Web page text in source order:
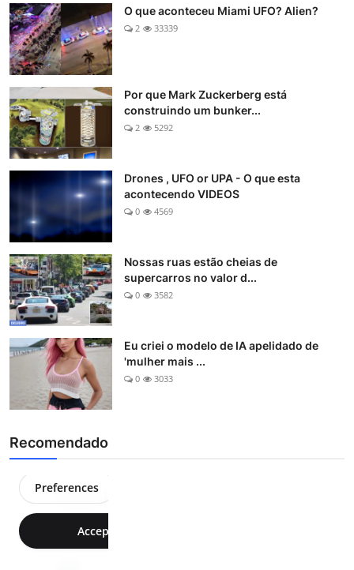
O que aconteceu Miami UFO? Alien?
2 33339
Por que Mark Zuckerberg está
construindo um bunker...
2 5292
Drones , UFO or UPA - O que esta
acontecendo VIDEOS
0 4569
Nossas ruas estão cheias de
supercarros no valor d...
0 3582
Eu criei o modelo de IA apelidado de
'mulher mais ...
0 3033
Recomendado